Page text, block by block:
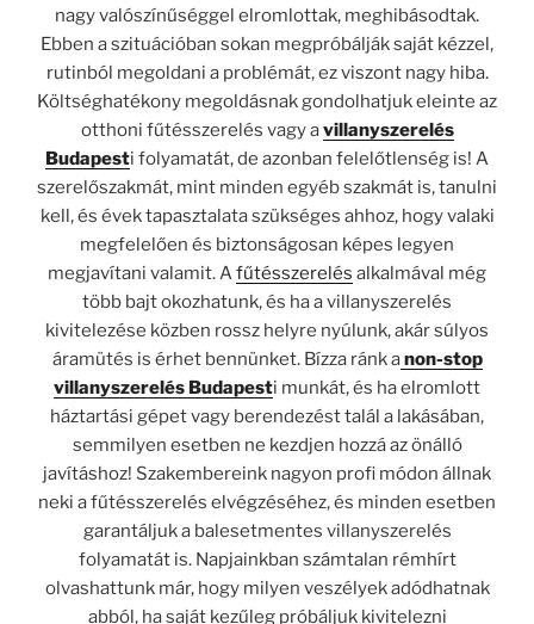
nagy valószínűséggel elromlottak, meghibásodtak.
Ebben a szituációban sokan megpróbálják saját kézzel,
rutinból megoldani a problémát, ez viszont nagy hiba.
Költséghatékony megoldásnak gondolhatjuk eleinte az
otthoni fűtésszerelés vagy avillanyszerelés
Budapesti folyamatát, de azonban felelőtlenség is! A
szerelőszakmát, mint minden egyéb szakmát is, tanulni
kell, és évek tapasztalata szükséges ahhoz, hogy valaki
megfelelően és biztonságosan képes legyen
megjavítani valamit. Afűtésszerelés alkalmával még
több bajt okozhatunk, és ha a villanyszerelés
kivitelezése közben rossz helyre nyúlunk, akár súlyos
áramütés is érhet bennünket. Bízza ránk anon-stop
villanyszerelés Budapesti munkát, és ha elromlott
háztartási gépet vagy berendezést talál a lakásában,
semmilyen esetben ne kezdjen hozzá az önálló
javításhoz! Szakembereink nagyon profi módon állnak
neki a fűtésszerelés elvégzéséhez, és minden esetben
garantáljuk a balesetmentes villanyszerelés
folyamatát is. Napjainkban számtalan rémhírt
olvashattunk már, hogy milyen veszélyek adódhatnak
abból, ha saját kezűleg próbáljuk kivitelezni